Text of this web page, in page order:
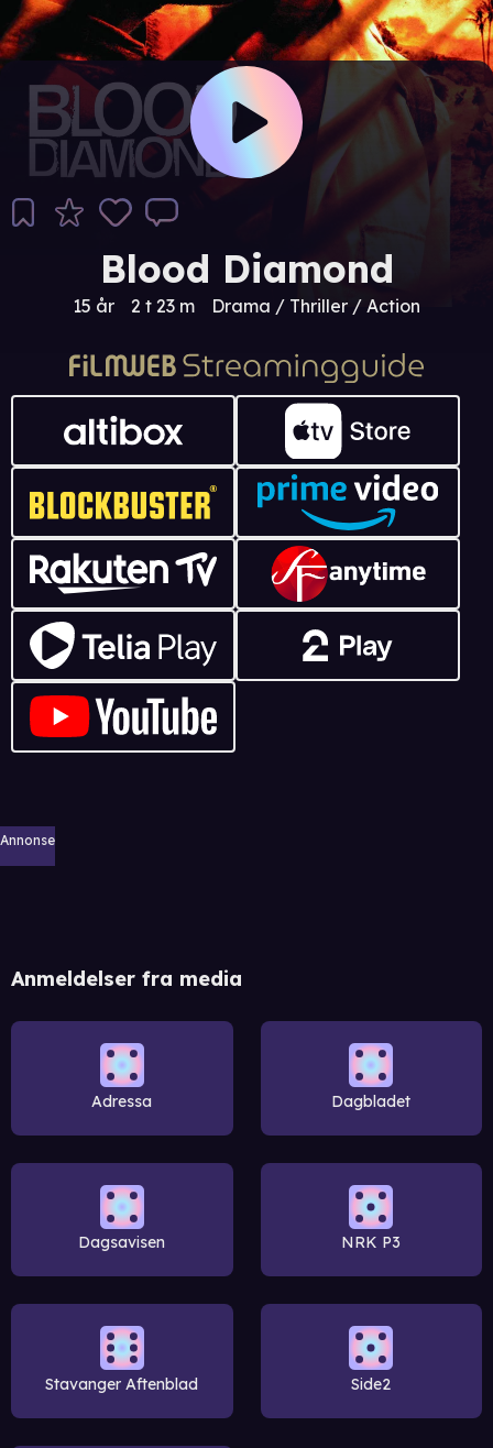
Blood Diamond
15 år 2 t 23 m Drama / Thriller / Action
Annonse
Anmeldelser fra media
Adressa Dagbladet
Dagsavisen NRK P3
Stavanger Aftenblad Side2